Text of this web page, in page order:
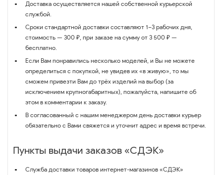
Доставка осуществляется нашей собственной курьерской
службой.
Сроки стандартной доставки составляют 1–3 рабочих дня,
стоимость — 300 ₽, при заказе на сумму от 3 500 ₽ —
бесплатно.
Если Вам понравились несколько моделей, и Вы не можете
определиться с покупкой, не увидев их «в живую», то мы
сможем привезти Вам до трёх изделий на выбор (за
исключением крупногабаритных), пожалуйста, напишите об
этом в комментарии к заказу.
В согласованный с нашим менеджером день доставки курьер
обязательно с Вами свяжется и уточнит адрес и время встречи.
Пункты выдачи заказов «СДЭК»
Служба доставки товаров интернет-магазинов «СДЭК»